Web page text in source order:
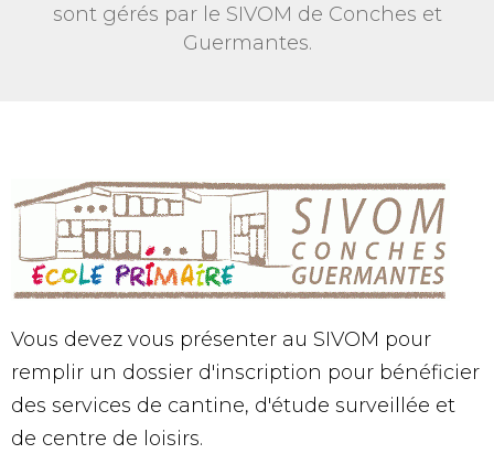
sont gérés par le SIVOM de Conches et
Guermantes.
Vous devez vous présenter au SIVOM pour
remplir un dossier d'inscription pour bénéficier
des services de cantine, d'étude surveillée et
de centre de loisirs.